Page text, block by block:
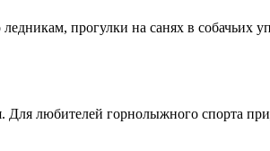
прогулки на санях в собачьих
любителей горнолыжного спорта